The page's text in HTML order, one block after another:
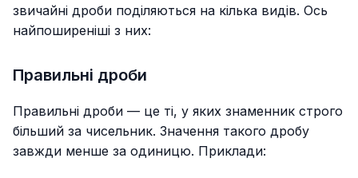
звичайні дроби поділяються на кілька видів. Ось
найпоширеніші з них:
Правильні дроби
Правильні дроби — це ті, у яких знаменник строго
більший за чисельник. Значення такого дробу
завжди менше за одиницю. Приклади: